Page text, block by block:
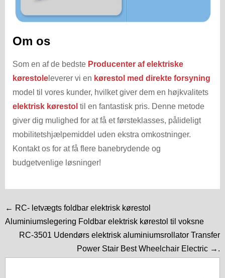
Om os
Som en af de bedste Producenter af elektriske
kørestole leverer vi en kørestol med direkte forsyning
model til vores kunder, hvilket giver dem en højkvalitets
elektrisk kørestol til en fantastisk pris. Denne metode
giver dig mulighed for at få et førsteklasses, pålideligt
mobilitetshjælpemiddel uden ekstra omkostninger.
Kontakt os for at få flere banebrydende og
budgetvenlige løsninger!
← RC- letvægts foldbar elektrisk kørestol
Aluminiumslegering Foldbar elektrisk kørestol til voksne
RC-3501 Udendørs elektrisk aluminiumsrollator Transfer
Power Stair Best Wheelchair Electric →.